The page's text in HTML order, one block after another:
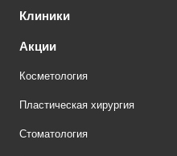
Клиники
Акции
Косметология
Пластическая хирургия
Стоматология